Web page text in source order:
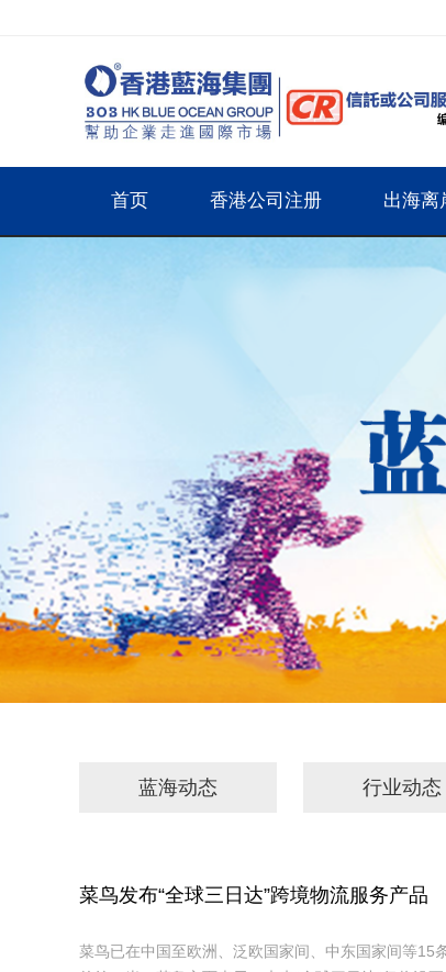
首页 香港公司注册 出海离
蓝海动态 行业动态
菜鸟发布“全球三日达”跨境物流服务产品
菜鸟已在中国至欧洲、泛欧国家间、中东国家间等